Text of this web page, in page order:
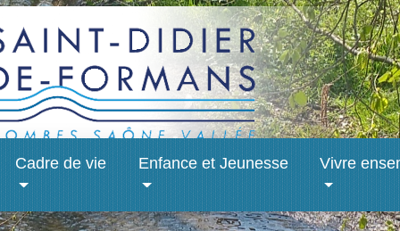
Cadre de vie Enfance et Jeunesse Vivre